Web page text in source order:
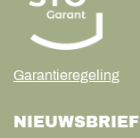
Garantieregeling
NIEUWSBRIEF